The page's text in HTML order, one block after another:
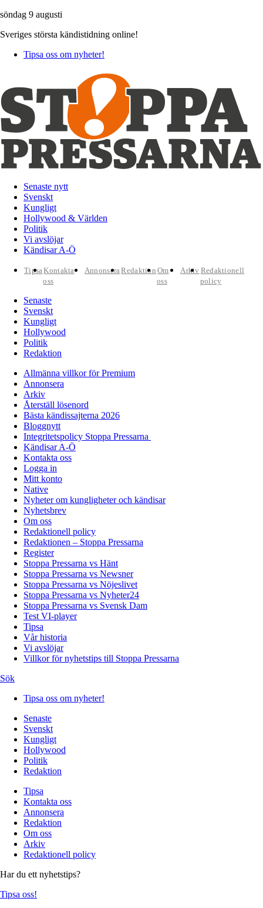
söndag 9 augusti
Sveriges största kändistidning online!
Tipsa oss om nyheter!
Senaste nytt
Svenskt
Kungligt
Hollywood & Världen
Politik
Vi avslöjar
Kändisar A-Ö
TipsaKontakta
oss
AnnonseraRedaktion Om
oss
Arkiv Redaktionell
policy
Senaste
Svenskt
Kungligt
Hollywood
Politik
Redaktion
Allmänna villkor för Premium
Annonsera
Arkiv
Återställ lösenord
Bästa kändissajterna 2026
Bloggnytt
Integritetspolicy Stoppa Pressarna
Kändisar A-Ö
Kontakta oss
Logga in
Mitt konto
Native
Nyheter om kungligheter och kändisar
Nyhetsbrev
Om oss
Redaktionell policy
Redaktionen – Stoppa Pressarna
Register
Stoppa Pressarna vs Hänt
Stoppa Pressarna vs Newsner
Stoppa Pressarna vs Nöjeslivet
Stoppa Pressarna vs Nyheter24
Stoppa Pressarna vs Svensk Dam
Test VI-player
Tipsa
Vår historia
Vi avslöjar
Villkor för nyhetstips till Stoppa Pressarna
Sök
Tipsa oss om nyheter!
Senaste
Svenskt
Kungligt
Hollywood
Politik
Redaktion
Tipsa
Kontakta oss
Annonsera
Redaktion
Om oss
Arkiv
Redaktionell policy
Har du ett nyhetstips?
Tipsa oss!